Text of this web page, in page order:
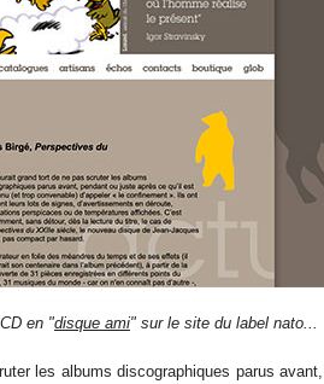
en "disque ami" sur le site du label nato...
les albums discographiques parus avant,